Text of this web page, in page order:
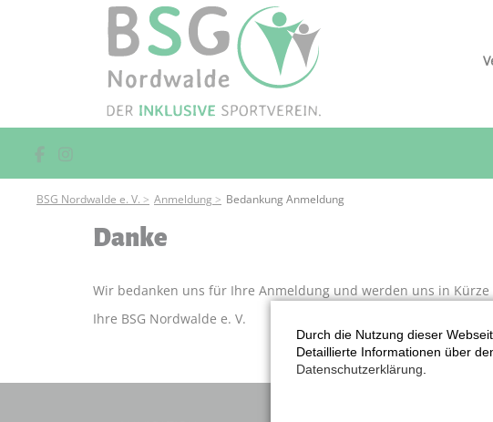
BSG Nordwalde e. V. Anmeldung Bedankung Anmeldung
Danke
Wir bedanken uns für Ihre Anmeldung und werden uns in
Ihre BSG Nordwalde e. V.
Durch die Nutzung dieser
Detaillierte Informationen über
Datenschutzerklärung